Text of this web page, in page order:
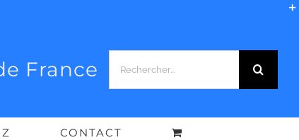
France
CONTACT